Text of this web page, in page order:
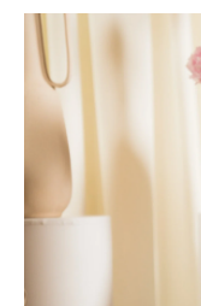
moda & ljepota